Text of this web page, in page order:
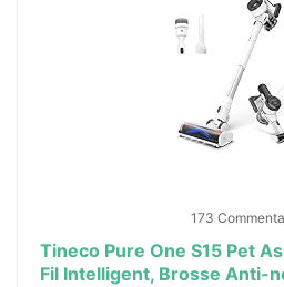
173
Tineco Pure One S15 Pet
Fil Intelligent, Brosse Anti-